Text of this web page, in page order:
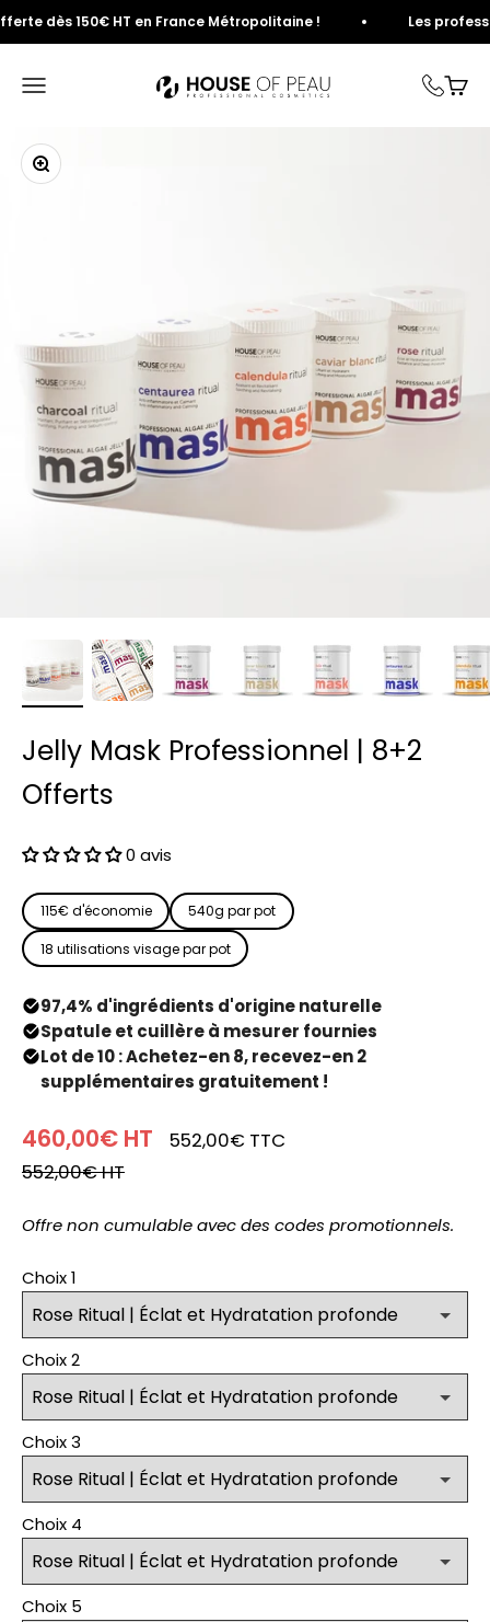
Passer au contenu
dès 150€ HT en France Métropolitaine ! Les
Ouvrir la navigationHouse of Peau Voir
Zoomer sur l'image
Jelly Mask Professionnel | 8+2
Offerts
0 avis
115€ d'économie 540g par pot
18 utilisations visage par pot
97,4% d'ingrédients d'origine naturelle
Spatule et cuillère à mesurer fournies
Lot de 10 : Achetez-en 8, recevez-en 2
supplémentaires gratuitement !
460,00€ HT 552,00€ TTC
552,00€HT
Offre non cumulable avec des codes promotionnels.
Choix 1
Choix 2
Choix 3
Choix 4
Choix 5